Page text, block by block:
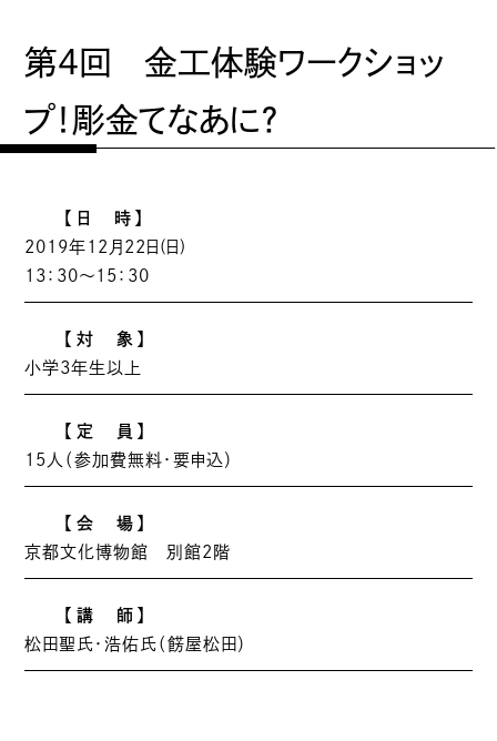
第4回 金工体験ワークショッ
プ！彫金てなあに？
【日 時】
2019年12月22日(日)
13：30～15：30
【対 象】
小学3年生以上
【定 員】
15人（参加費無料・要申込）
【会 場】
京都文化博物館 別館2階
【講 師】
松田聖氏・浩佑氏（餝屋松田）